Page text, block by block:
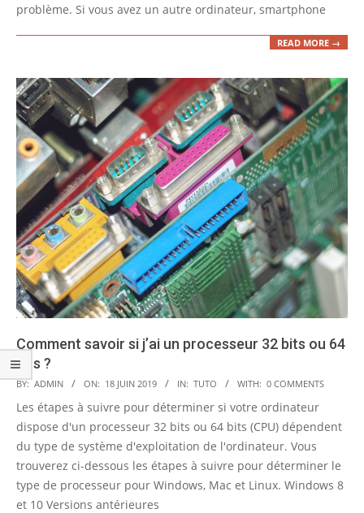
problème. Si vous avez un autre ordinateur, smartphone
READ MORE →
Comment savoir si j’ai un processeur 32 bits ou 64
bits ?
2019-
06-
18
BY: ADMIN ON: 18 JUIN 2019 IN: TUTO WITH: 0 COMMENTS
Les étapes à suivre pour déterminer si votre ordinateur
dispose d'un processeur 32 bits ou 64 bits (CPU) dépendent
du type de système d'exploitation de l'ordinateur. Vous
trouverez ci-dessous les étapes à suivre pour déterminer le
type de processeur pour Windows, Mac et Linux. Windows 8
et 10 Versions antérieures